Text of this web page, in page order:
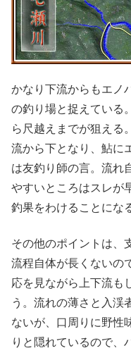
かなり下流からもエノ
の釣り場と捉えている
ら尺越えまでが狙える
流から下となり、鮎に
は友釣り師の言。流れ
やすいところはスレが
釣果をわけることにな
その他のポイントは、
流程自体が長くないの
応を見ながら上下流も
う。流れの薄さと入渓
ないが、口周りに野性
りと隠れているので、